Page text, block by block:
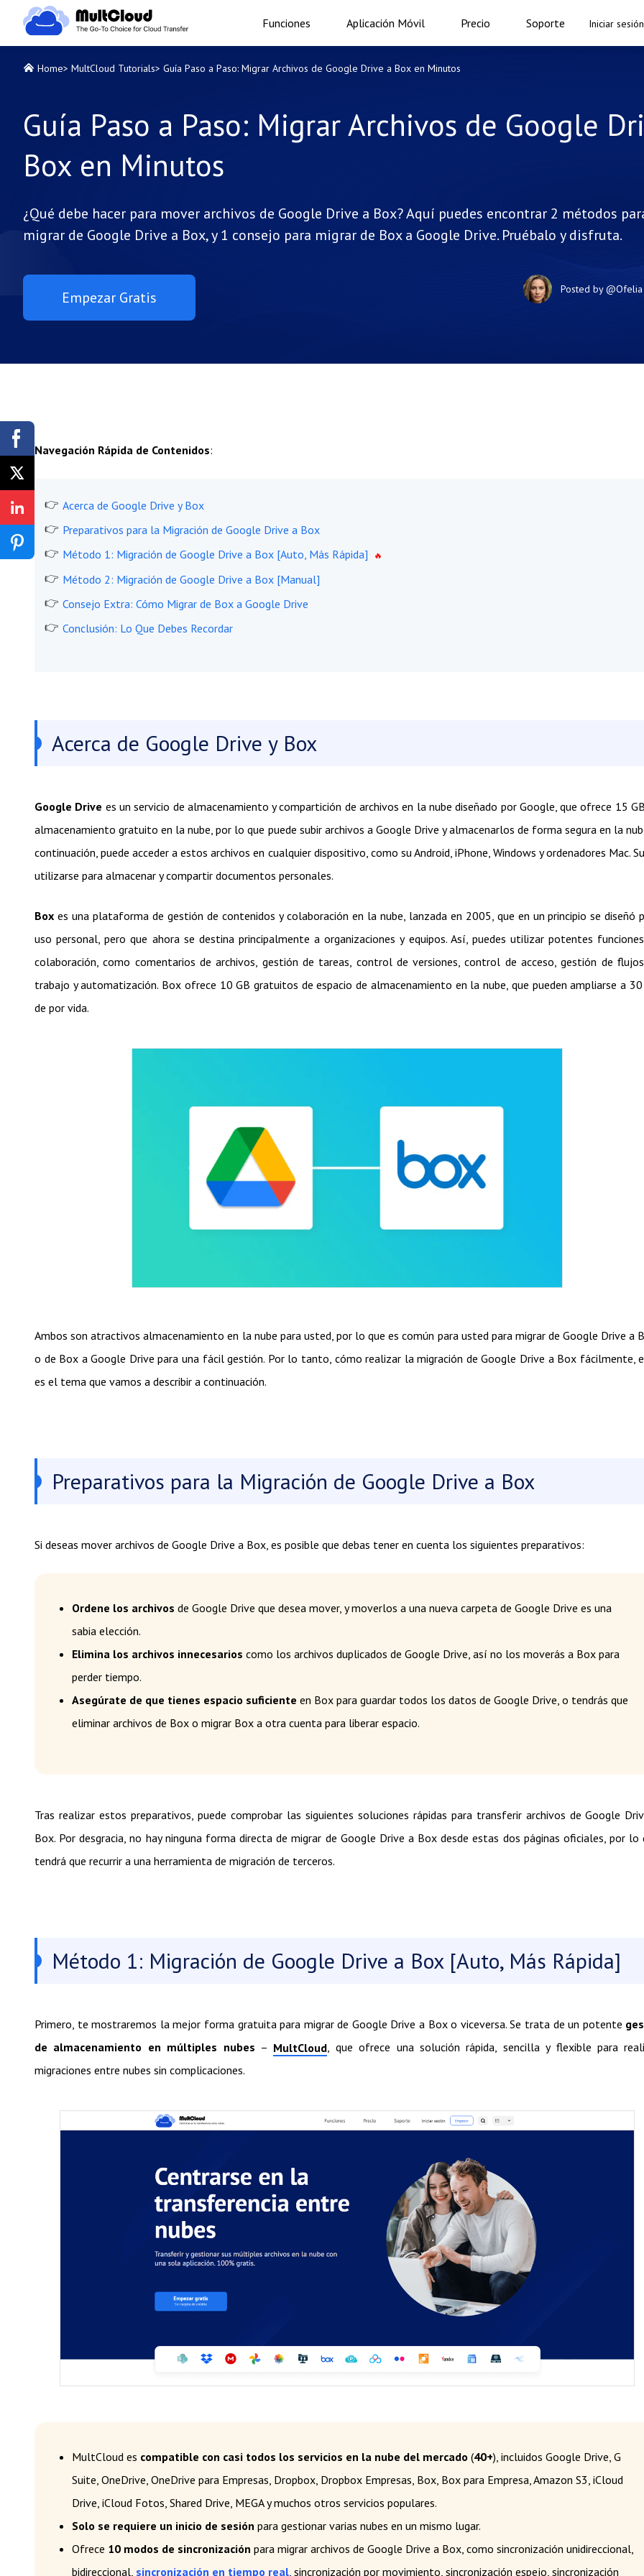
Funciones Aplicación Móvil Precio Soporte Iniciar sesión
Home> MultCloud Tutorials> Guía Paso a Paso: Migrar Archivos de Google Drive a Box en Minutos
Guía Paso a Paso: Migrar Archivos de Google
Box en Minutos
¿Qué debe hacer para mover archivos de Google Drive a Box? Aquí puedes encontrar 2 métodos
migrar de Google Drive a Box, y 1 consejo para migrar de Box a Google Drive. Pruébalo y disfruta.
Empezar Gratis Posted by@Ofelia
Navegación Rápida de Contenidos:
Acerca de Google Drive y Box
Preparativos para la Migración de Google Drive a Box
Método 1: Migración de Google Drive a Box [Auto, Más Rápida]
Método 2: Migración de Google Drive a Box [Manual]
Consejo Extra: Cómo Migrar de Box a Google Drive
Conclusión: Lo Que Debes Recordar
Acerca de Google Drive y Box
Google Drive es un servicio de almacenamiento y compartición de archivos en la nube diseñado por Google, que ofrece 15
almacenamiento gratuito en la nube, por lo que puede subir archivos a Google Drive y almacenarlos de forma segura en la
continuación, puede acceder a estos archivos en cualquier dispositivo, como su Android, iPhone, Windows y ordenadores Mac.
utilizarse para almacenar y compartir documentos personales.
Box es una plataforma de gestión de contenidos y colaboración en la nube, lanzada en 2005, que en un principio se diseñó
uso personal, pero que ahora se destina principalmente a organizaciones y equipos. Así, puedes utilizar potentes
colaboración, como comentarios de archivos, gestión de tareas, control de versiones, control de acceso, gestión de
trabajo y automatización. Box ofrece 10 GB gratuitos de espacio de almacenamiento en la nube, que pueden ampliarse a 30
de por vida.
Ambos son atractivos almacenamiento en la nube para usted, por lo que es común para usted para migrar de Google Drive a
o de Box a Google Drive para una fácil gestión. Por lo tanto, cómo realizar la migración de Google Drive a Box fácilmente,
es el tema que vamos a describir a continuación.
Preparativos para la Migración de Google Drive a Box
Si deseas mover archivos de Google Drive a Box, es posible que debas tener en cuenta los siguientes preparativos:
Ordene los archivos de Google Drive que desea mover, y moverlos a una nueva carpeta de Google Drive es una
sabia elección.
Elimina los archivos innecesarios como los archivos duplicados de Google Drive, así no los moverás a Box para
perder tiempo.
Asegúrate de que tienes espacio suficiente en Box para guardar todos los datos de Google Drive, o tendrás que
eliminar archivos de Box o migrar Box a otra cuenta para liberar espacio.
Tras realizar estos preparativos, puede comprobar las siguientes soluciones rápidas para transferir archivos de Google
Box. Por desgracia, no hay ninguna forma directa de migrar de Google Drive a Box desde estas dos páginas oficiales, por lo
tendrá que recurrir a una herramienta de migración de terceros.
Método 1: Migración de Google Drive a Box [Auto, Más Rápida]
Primero, te mostraremos la mejor forma gratuita para migrar de Google Drive a Box o viceversa. Se trata de un potente
de almacenamiento en múltiples nubes – MultCloud, que ofrece una solución rápida, sencilla y flexible para
migraciones entre nubes sin complicaciones.
MultCloud es compatible con casi todos los servicios en la nube del mercado (40+), incluidos Google Drive, G
Suite, OneDrive, OneDrive para Empresas, Dropbox, Dropbox Empresas, Box, Box para Empresa, Amazon S3, iCloud
Drive, iCloud Fotos, Shared Drive, MEGA y muchos otros servicios populares.
Solo se requiere un inicio de sesión para gestionar varias nubes en un mismo lugar.
Ofrece 10 modos de sincronización para migrar archivos de Google Drive a Box, como sincronización unidireccional,
bidireccional, sincronización en tiempo real, sincronización por movimiento, sincronización espejo, sincronización